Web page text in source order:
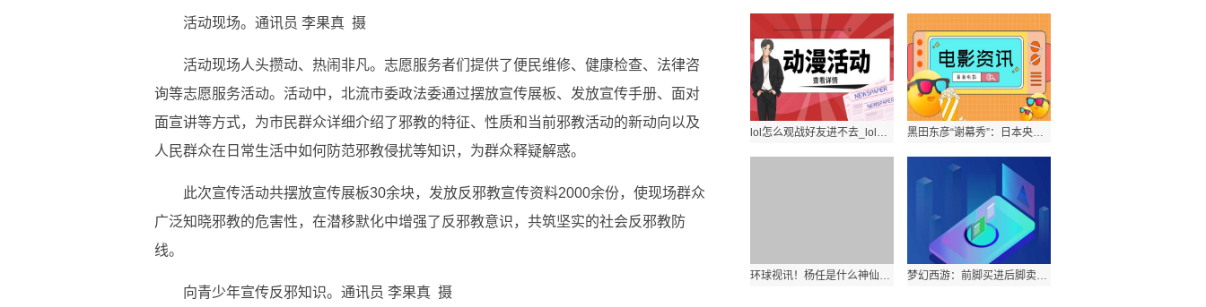
活动现场。通讯员 李果真 摄
活动现场人头攒动、热闹非凡。志愿服务者们提供了便民维修、健康检查、法律咨
询等志愿服务活动。活动中，北流市委政法委通过摆放宣传展板、发放宣传手册、面对
面宣讲等方式，为市民群众详细介绍了邪教的特征、性质和当前邪教活动的新动向以及
人民群众在日常生活中如何防范邪教侵扰等知识，为群众释疑解惑。
此次宣传活动共摆放宣传展板30余块，发放反邪教宣传资料2000余份，使现场群众
广泛知晓邪教的危害性，在潜移默化中增强了反邪教意识，共筑坚实的社会反邪教防
线。
向青少年宣传反邪知识。通讯员 李果真 摄
lol怎么观战好友进不去_lol怎么观战好友 黑田东彦“谢幕秀”：日本央行维持宽松政策不变
环球视讯！杨任是什么神仙_杨任 梦幻西游：前脚买进后脚卖出，商人1分钟倒卖一件装备血赚4万！